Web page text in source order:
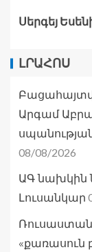
Սերգեյ
ԼՐԱՀՈՍ
Արգամ
08/08/2026
ԱԳ նախկին
Լուսանկար
«քառասուն